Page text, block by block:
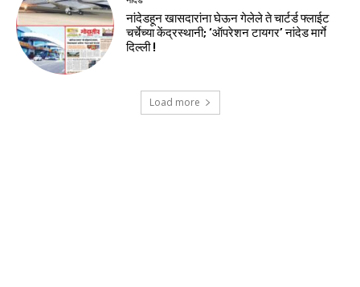
नांदेडहून खासदारांना घेऊन गेलेले ते चार्टर्ड फ्लाईट
चर्चेच्या केंद्रस्थानी; ‘ऑपरेशन टायगर’ नांदेड मार्गे
दिल्ली !
Load more